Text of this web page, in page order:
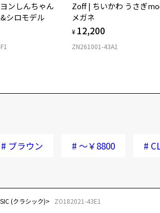
ンしんちゃん
シロモデル
Zoff | ちいかわ うさぎ
メガネ
¥ 12,200
ZN261001-43A1
# ブラウン # ～￥8800 #
(クラシック) ZO182021-43E1